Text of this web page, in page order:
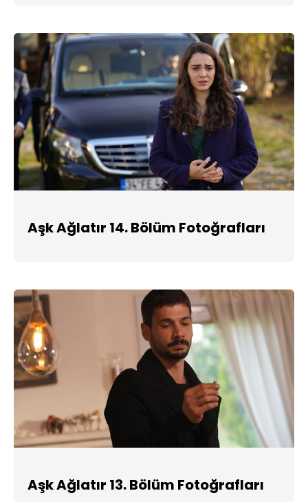
Aşk Ağlatır 14. Bölüm Fotoğrafları
Aşk Ağlatır 13. Bölüm Fotoğrafları